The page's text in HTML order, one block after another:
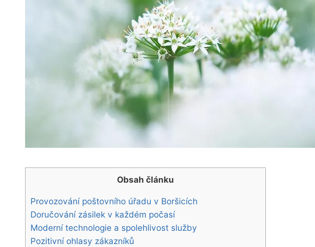
Obsah článku
Provozování ⁢poštovního úřadu⁢ v Boršicích
Doručování zásilek v každém⁤ počasí
Moderní technologie‌ a spolehlivost služby
Pozitivní ohlasy‌ zákazníků